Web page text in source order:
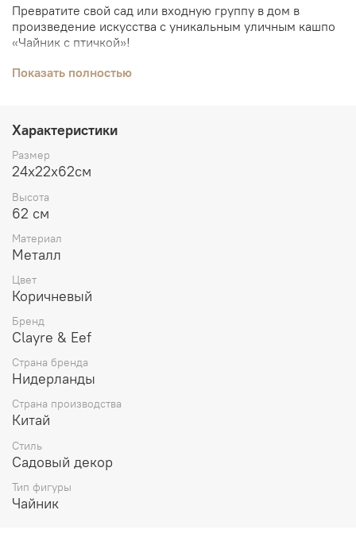
Превратите свой сад или входную группу в дом в
произведение искусства с уникальным уличным кашпо
«Чайник с птичкой»!
Это оригинальное металлическое кашпо на одно
Основные достоинства:
Высококачественный металл устойчив к
воздействию осадков и перепадам температур,
обеспечивая длительный срок службы.
Оригинальный дизайн чайника со вставленной
цветной птичкой превращает обычное растение в
яркий арт-объект.
Внутренняя полость предусмотрена для посадки
Такое нестандартное кашпо идеально подойдет тем, кто
любит экспериментировать с оформлением сада и
хочет подчеркнуть собственную индивидуальность.
Показать полностью
Характеристики
Размер
24x22x62см
Высота
62 см
Материал
Металл
Цвет
Коричневый
Бренд
Clayre & Eef
Страна бренда
Нидерланды
Страна производства
Китай
Стиль
Садовый декор
Тип фигуры
Чайник